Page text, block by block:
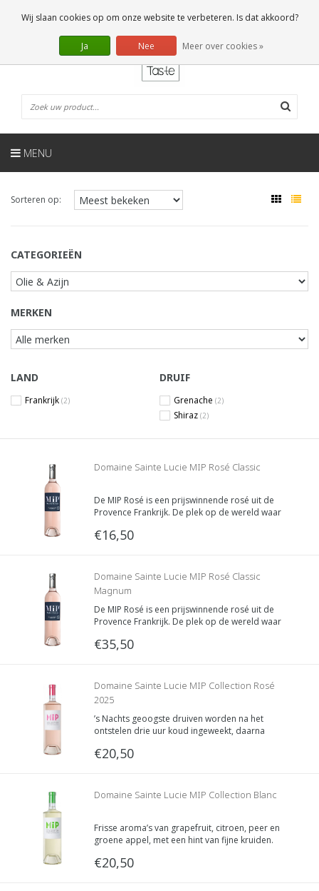
0 Artikelen
NL
MENU
Sorteren op:
CATEGORIEËN
MERKEN
LAND
Frankrijk (2)
DRUIF
Grenache (2)
Shiraz (2)
Domaine Sainte Lucie MIP Rosé Classic
De MIP Rosé is een prijswinnende rosé uit de
Provence Frankrijk. De plek op de wereld waar
gemaakt. MIP staat dan ook voor Made in
€16,50
Domaine Sainte Lucie MIP Rosé Classic
Magnum
De MIP Rosé is een prijswinnende rosé uit de
Provence Frankrijk. De plek op de wereld waar
gemaakt. MIP staat dan ook voor Made in
€35,50
Domaine Sainte Lucie MIP Collection Rosé
2025
’s Nachts geoogste druiven worden na het
ontstelen drie uur koud ingeweekt, daarna
methode zorgt voor de verfijnde, lichte kleur en
€20,50
Domaine Sainte Lucie MIP Collection Blanc
Frisse aroma’s van grapefruit, citroen, peer en
groene appel, met een hint van fijne kruiden.
afdronk.
€20,50
Wij slaan cookies op om onze website te verbeteren. Is dat akkoord?
Ja Nee Meer over cookies »